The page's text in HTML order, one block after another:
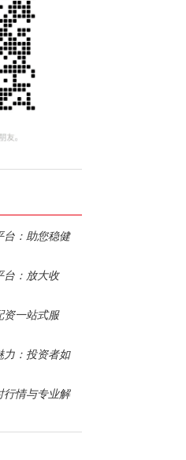
台：助您稳健
资一站式服
力：投资者如
行情与专业解